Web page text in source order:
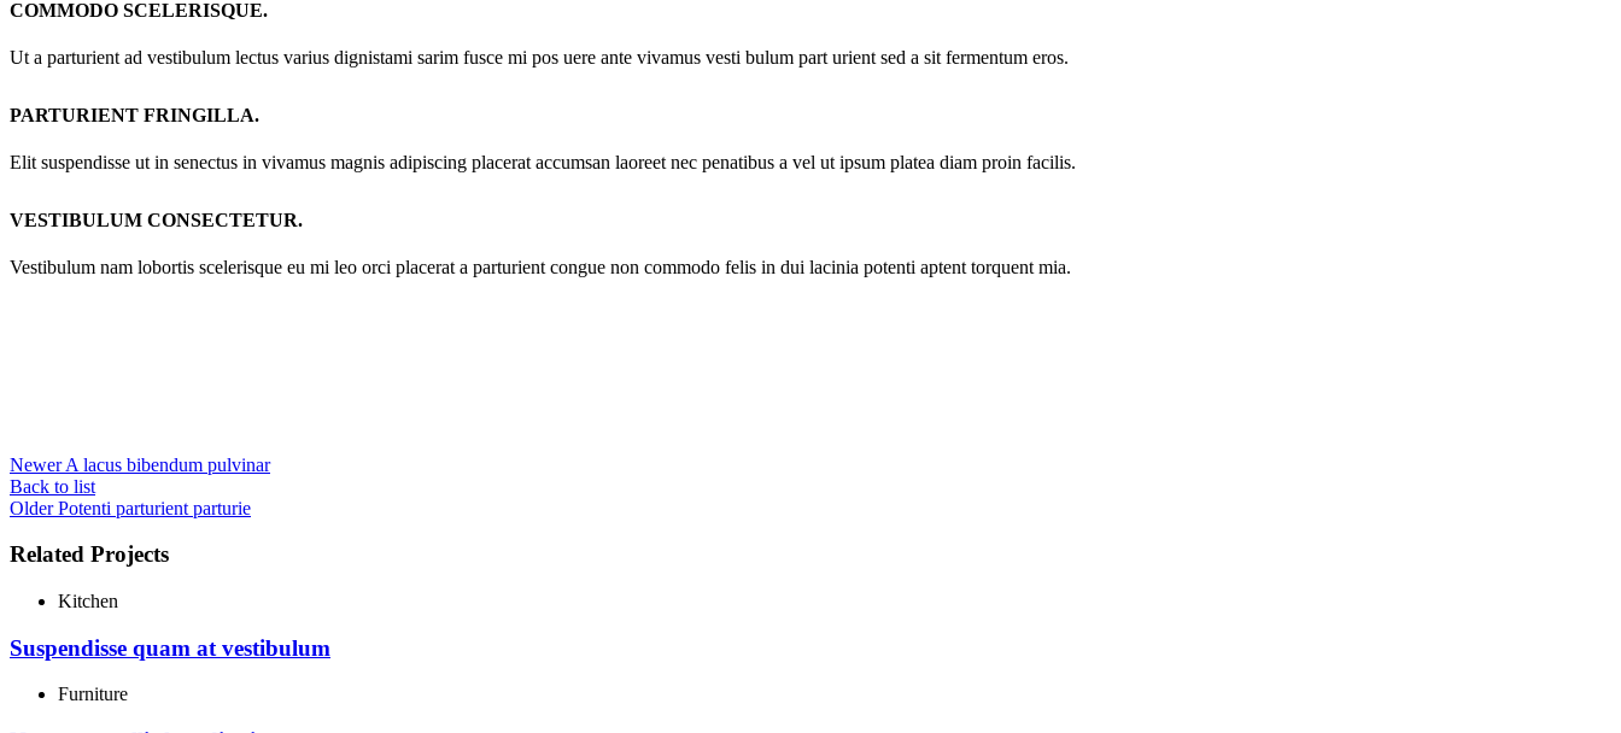
COMMODO SCELERISQUE.
Ut a parturient ad vestibulum lectus varius dignistami sarim fusce mi pos uere ante vivamus vesti bulum part urient sed a sit fermentum eros.
PARTURIENT FRINGILLA.
Elit suspendisse ut in senectus in vivamus magnis adipiscing placerat accumsan laoreet nec penatibus a vel ut ipsum platea diam proin facilis.
VESTIBULUM CONSECTETUR.
Vestibulum nam lobortis scelerisque eu mi leo orci placerat a parturient congue non commodo felis in dui lacinia potenti aptent torquent mia.
Newer A lacus bibendum pulvinar
Back to list
Older Potenti parturient parturie
Related Projects
Kitchen
Suspendisse quam at vestibulum
Furniture